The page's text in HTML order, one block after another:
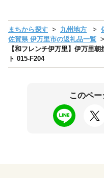
まちから探す 九州地方
佐賀県 伊万里市の返礼品一覧
【和フレンチ伊万里】伊万里
ト 015-F204
このペ